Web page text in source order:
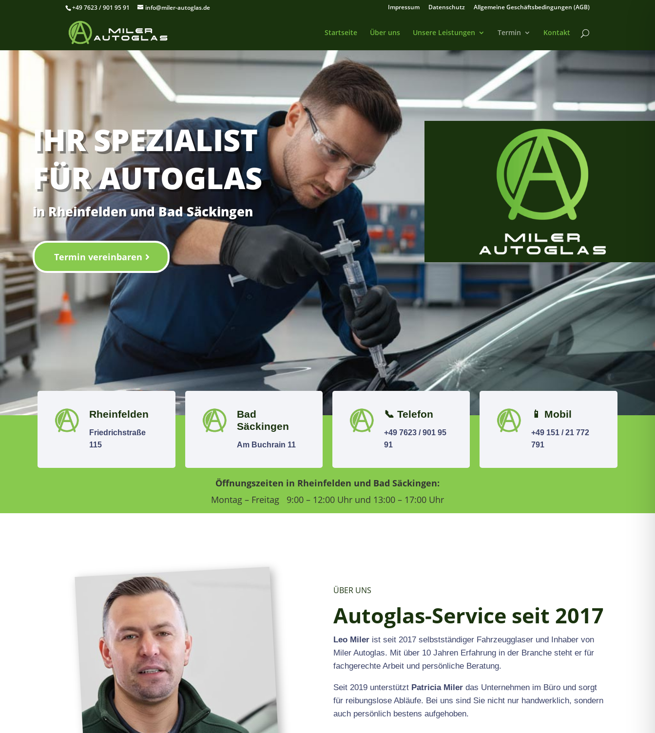
+49 7623 / 901 95 91 info@miler-autoglas.de Impressum Datenschutz Allgemeine Geschäftsbedingungen (AGB)
Startseite Über uns Unsere Leistungen Termin Kontakt
IHR SPEZIALIST
FÜR AUTOGLAS
in Rheinfelden und Bad Säckingen
Termin vereinbaren
Rheinfelden
Friedrichstraße
115
Bad
Säckingen
Am Buchrain 11
📞 Telefon
+49 7623 / 901 95
91
📱 Mobil
+49 151 / 21 772
791
Öffnungszeiten in Rheinfelden und Bad Säckingen:
Montag – Freitag 9:00 – 12:00 Uhr und 13:00 – 17:00 Uhr
ÜBER UNS
Autoglas-Service seit 2017
Leo Miler ist seit 2017 selbstständiger Fahrzeugglaser und Inhaber von
Miler Autoglas. Mit über 10 Jahren Erfahrung in der Branche steht er für
fachgerechte Arbeit und persönliche Beratung.
Seit 2019 unterstützt Patricia Miler das Unternehmen im Büro und sorgt
für reibungslose Abläufe. Bei uns sind Sie nicht nur handwerklich, sondern
auch persönlich bestens aufgehoben.